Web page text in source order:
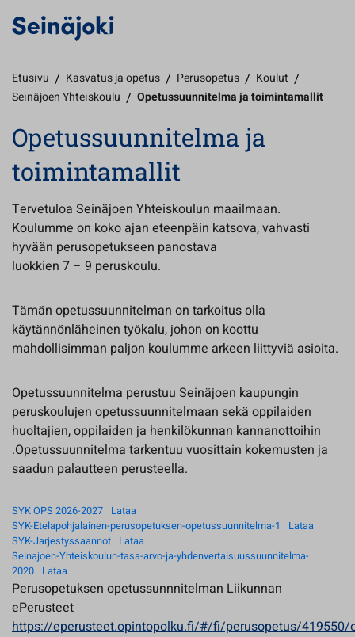
Etusivu / Kasvatus ja opetus / Perusopetus / Koulut /
Seinäjoen Yhteiskoulu / Opetussuunnitelma ja toimintamallit
Opetussuunnitelma ja
toimintamallit
Tervetuloa Seinäjoen Yhteiskoulun maailmaan.
Koulumme on koko ajan eteenpäin katsova, vahvasti
hyvään perusopetukseen panostava
luokkien 7 – 9 peruskoulu.
Tämän opetussuunnitelman on tarkoitus olla
käytännönläheinen työkalu, johon on koottu
mahdollisimman paljon koulumme arkeen liittyviä asioita.
Opetussuunnitelma perustuu Seinäjoen kaupungin
peruskoulujen opetussuunnitelmaan sekä oppilaiden
huoltajien, oppilaiden ja henkilökunnan kannanottoihin
.Opetussuunnitelma tarkentuu vuosittain kokemusten ja
saadun palautteen perusteella.
SYK OPS 2026-2027
Lataa
SYK-Etelapohjalainen-perusopetuksen-opetussuunnitelma-1
Lataa
SYK-Jarjestyssaannot
Lataa
Seinajoen-Yhteiskoulun-tasa-arvo-ja-yhdenvertaisuussuunnitelma-
2020
Lataa
Perusopetuksen opetussunnnitelman Liikunnan
ePerusteet
https://eperusteet.opintopolku.fi/#/fi/perusopetus/419550/